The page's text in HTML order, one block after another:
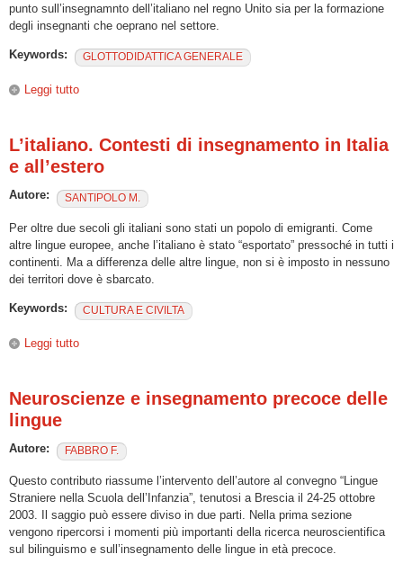
punto sull’insegnamnto dell’italiano nel regno Unito sia per la formazione
degli insegnanti che oeprano nel settore.
Keywords: GLOTTODIDATTICA GENERALE
Leggi tutto
L’italiano. Contesti di insegnamento in Italia
e all’estero
Autore: SANTIPOLO M.
Per oltre due secoli gli italiani sono stati un popolo di emigranti. Come
altre lingue europee, anche l’italiano è stato “esportato” pressoché in tutti i
continenti. Ma a differenza delle altre lingue, non si è imposto in nessuno
dei territori dove è sbarcato.
Keywords: CULTURA E CIVILTA
Leggi tutto
Neuroscienze e insegnamento precoce delle
lingue
Autore: FABBRO F.
Questo contributo riassume l’intervento dell’autore al convegno “Lingue
Straniere nella Scuola dell’Infanzia”, tenutosi a Brescia il 24-25 ottobre
2003. Il saggio può essere diviso in due parti. Nella prima sezione
vengono ripercorsi i momenti più importanti della ricerca neuroscientifica
sul bilinguismo e sull’insegnamento delle lingue in età precoce.